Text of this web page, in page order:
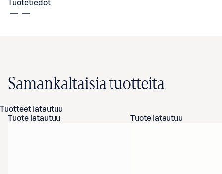
Tuotetiedot
Samankaltaisia tuotteita
Tuotteet latautuu
Tuote latautuu
Tuote latautuu